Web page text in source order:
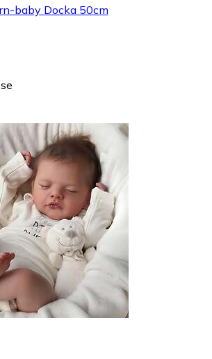
baby Docka 50cm